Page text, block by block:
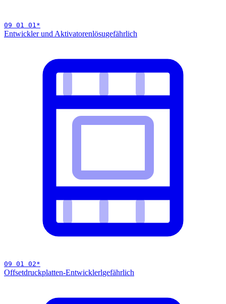
09 01 01 *
Entwickler und Aktivatorenlösugefährlich
09 01 02*
Offsetdruckplatten-Entwicklerlgefährlich